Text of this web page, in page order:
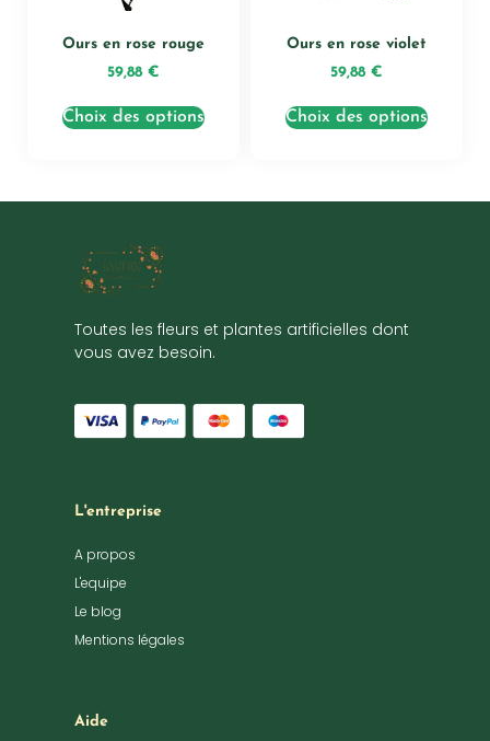
Ours en rose rouge
59,88 €
Choix des options
Ours en rose violet
59,88 €
Choix des options
Toutes les fleurs et plantes artificielles dont
vous avez besoin.
L'entreprise
A propos
L'equipe
Le blog
Mentions légales
Aide